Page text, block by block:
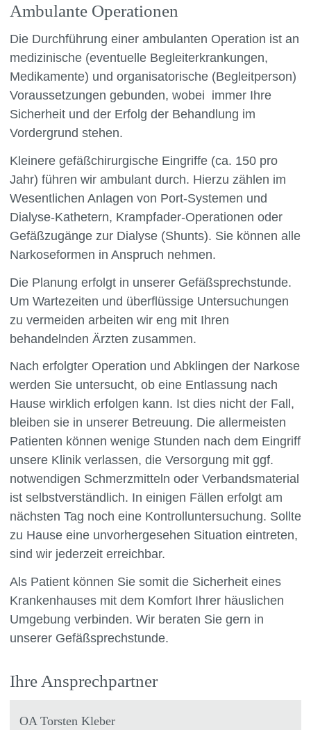
Ambulante Operationen
Die Durchführung einer ambulanten Operation ist an
medizinische (eventuelle Begleiterkrankungen,
Medikamente) und organisatorische (Begleitperson)
Voraussetzungen gebunden, wobei immer Ihre
Sicherheit und der Erfolg der Behandlung im
Vordergrund stehen.
Kleinere gefäßchirurgische Eingriffe (ca. 150 pro
Jahr) führen wir ambulant durch. Hierzu zählen im
Wesentlichen Anlagen von Port-Systemen und
Dialyse-Kathetern, Krampfader-Operationen oder
Gefäßzugänge zur Dialyse (Shunts). Sie können alle
Narkoseformen in Anspruch nehmen.
Die Planung erfolgt in unserer Gefäßsprechstunde.
Um Wartezeiten und überflüssige Untersuchungen
zu vermeiden arbeiten wir eng mit Ihren
behandelnden Ärzten zusammen.
Nach erfolgter Operation und Abklingen der Narkose
werden Sie untersucht, ob eine Entlassung nach
Hause wirklich erfolgen kann. Ist dies nicht der Fall,
bleiben sie in unserer Betreuung. Die allermeisten
Patienten können wenige Stunden nach dem Eingriff
unsere Klinik verlassen, die Versorgung mit ggf.
notwendigen Schmerzmitteln oder Verbandsmaterial
ist selbstverständlich. In einigen Fällen erfolgt am
nächsten Tag noch eine Kontrolluntersuchung. Sollte
zu Hause eine unvorhergesehen Situation eintreten,
sind wir jederzeit erreichbar.
Als Patient können Sie somit die Sicherheit eines
Krankenhauses mit dem Komfort Ihrer häuslichen
Umgebung verbinden. Wir beraten Sie gern in
unserer Gefäßsprechstunde.
Ihre Ansprechpartner
OA Torsten Kleber